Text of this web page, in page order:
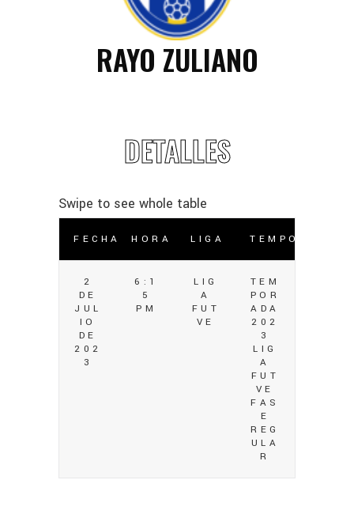
RAYO ZULIANO
DETALLES
FECHA HORA LIGA TEMPORADA
2
DE
JUL
IO
DE
202
3
6:1
5
PM
LIG
A
FUT
VE
TEM
POR
ADA
202
3
LIG
A
FUT
VE
FAS
E
REG
ULA
R